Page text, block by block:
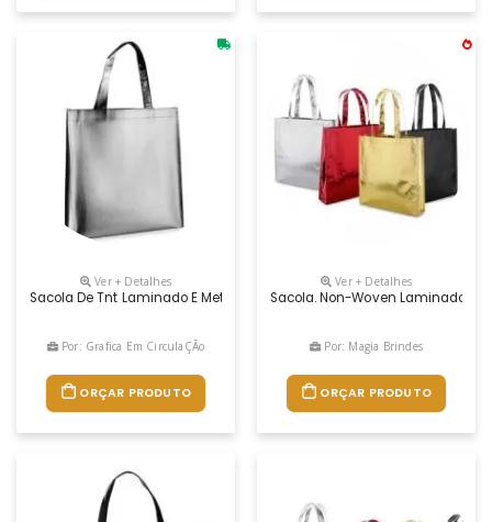
Ver + Detalhes
Sacola De Tnt Laminado E Metalizado Diversas Cores E Tamanhos
Por: Grafica Em CirculaÇÃo
ORÇAR PRODUTO
Ver + Detalhes
Sacola. Non-Woven Laminado:
Por: Magia Brindes
ORÇAR PRODUTO